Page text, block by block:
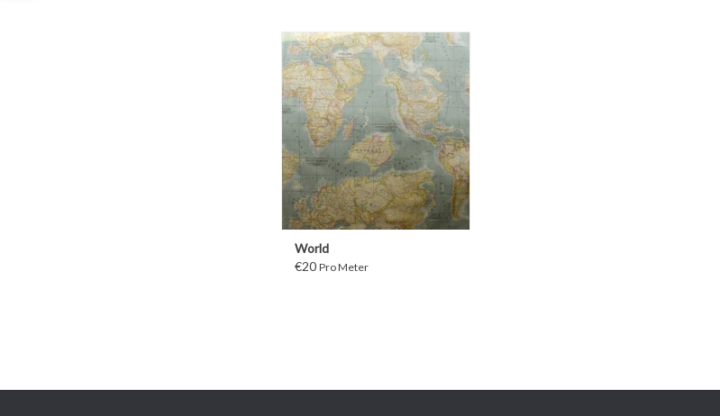
WEITER
World
€20 Pro Meter